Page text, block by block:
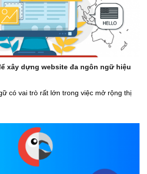
xây dựng website đa ngôn ngữ hiệu
có vai trò rất lớn trong việc mở rộng thị